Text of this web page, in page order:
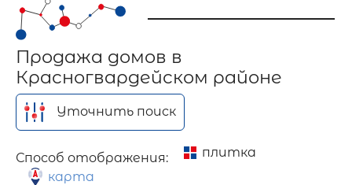
Продажа домов в
Красногвардейском районе
Уточнить поиск
Способ отображения:
плитка
карта